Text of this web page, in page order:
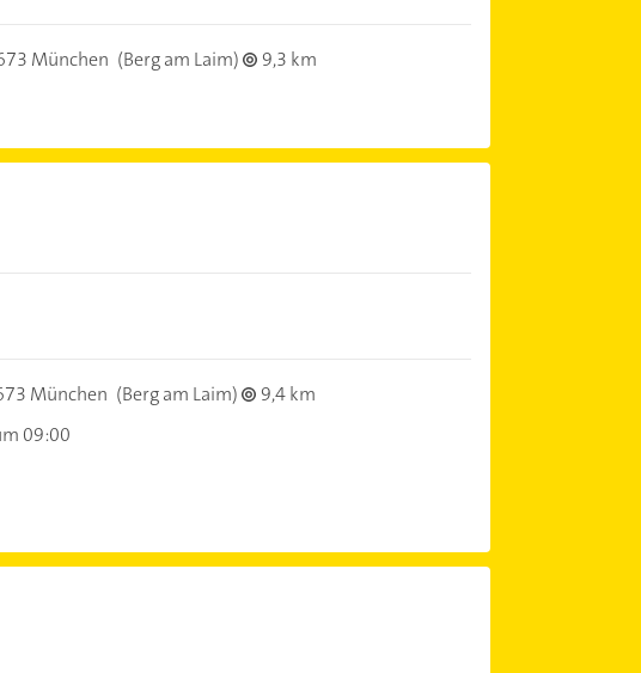
München (Berg am Laim)
9,3 km
München (Berg am Laim)
9,4 km
09:00